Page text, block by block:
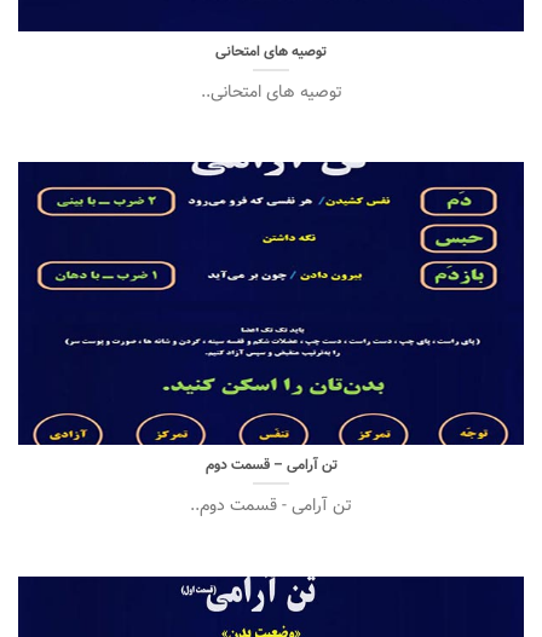
توصیه های امتحانی
توصیه های امتحانی..
تن آرامی – قسمت دوم
تن آرامی - قسمت دوم..